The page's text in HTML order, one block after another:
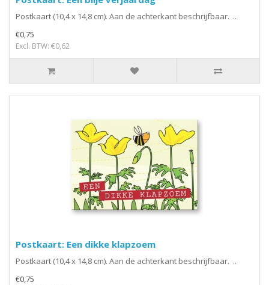
Postkaart (10,4 x 14,8 cm). Aan de achterkant beschrijfbaar. ..
€0,75
Excl. BTW: €0,62
Postkaart: Een dikke klapzoem
Postkaart (10,4 x 14,8 cm). Aan de achterkant beschrijfbaar. ..
€0,75